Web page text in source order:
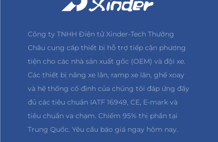
Công ty TNHH Điện tử Xinder-Tech Thường
Châu cung cấp thiết bị hỗ trợ tiếp cận phương
tiện cho các nhà sản xuất gốc (OEM) và đội xe.
Các thiết bị nâng xe lăn, ramp xe lăn, ghế xoay
và hệ thống cố định của chúng tôi đáp ứng đầy
đủ các tiêu chuẩn IATF 16949, CE, E-mark và
tiêu chuẩn va chạm. Chiếm 95% thị phần tại
Trung Quốc. Yêu cầu báo giá ngay hôm nay.